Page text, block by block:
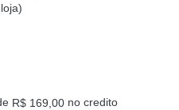
R$169,00no credito